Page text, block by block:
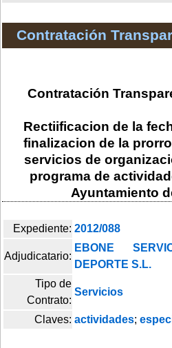
Contratación
Contratación
Rectiificacion de la
finalizacion de la
servicios de
programa de
Ayuntamiento
Expediente: 2012/088
Adjudicatario:
EBONE
DEPORTE S.L.
Tipo de
Contrato:
Servicios
Claves: actividades;